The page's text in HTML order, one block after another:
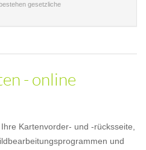
gesetzliche
- online
Kartenvorder- und -rücksseite,
und